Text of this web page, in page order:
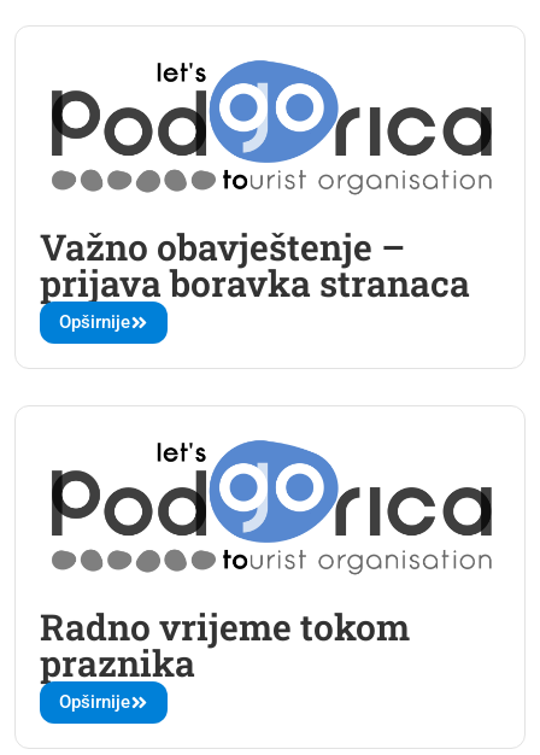
Važno obavještenje –
prijava boravka stranaca
Opširnije
Radno vrijeme tokom
praznika
Opširnije